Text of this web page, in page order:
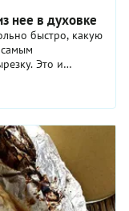
нее в духовке
быстро, какую
Это и
в вырезке нет, и
свиную
способ
как получить
подошву.